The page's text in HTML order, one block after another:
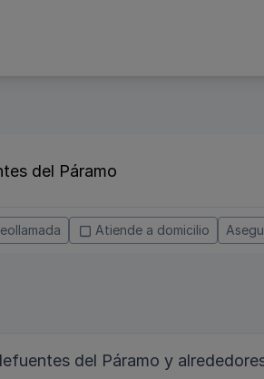
Atiende a domicilio
del Páramo y